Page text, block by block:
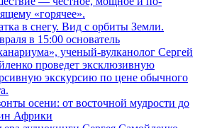
«горячее».
в снегу. Вид с орбиты Земли.
в 15:00 основатель
ученый-вулканолог Сергей
проведет эксклюзивную
экскурсию по цене обычного
осени: от восточной мудрости до
Африки